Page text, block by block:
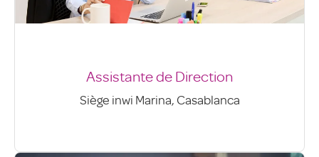
Assistante de Direction
Siège inwi Marina, Casablanca